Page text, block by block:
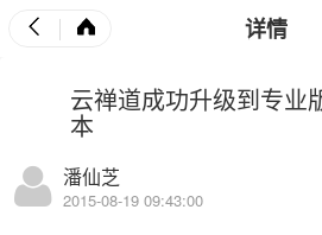
详情
云禅道成功升级到专业
本
潘仙芝
2015-08-19 09:43:00